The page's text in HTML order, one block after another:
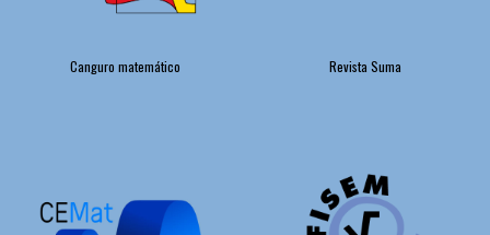
Canguro matemático Revista Suma